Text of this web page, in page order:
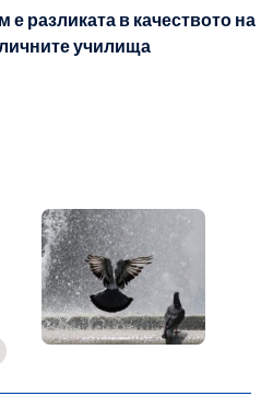
разликата в качеството на
училища